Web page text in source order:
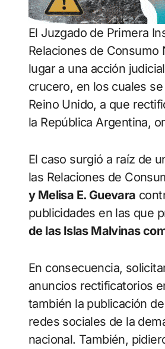
El Juzgado de Primera Instancia en lo Contencioso Administrativo, Tributario y de
Relaciones de Consumo
lugar a una acción
crucero, en los cuales
Reino Unido, a que
la República Argentina,
El caso surgió a raíz de
las Relaciones de
y Melisa E. Guevara
publicidades en las que
de las Islas Malvinas
En consecuencia,
anuncios rectificatorios
también la publicación
redes sociales de la
nacional. También,